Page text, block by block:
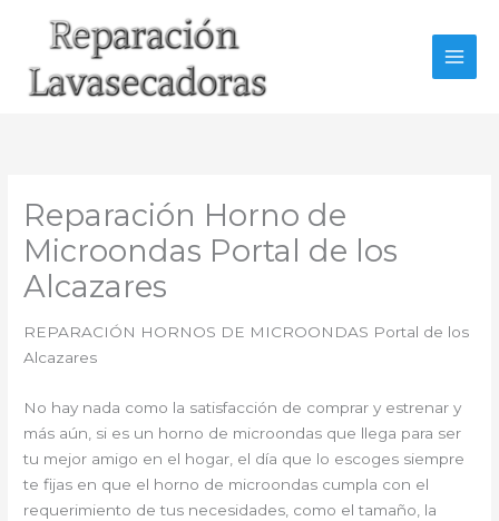
Reparación Horno de
Microondas Portal de los
Alcazares
REPARACIÓN HORNOS DE MICROONDAS Portal de los
Alcazares
No hay nada como la satisfacción de comprar y estrenar y
más aún, si es un horno de microondas que llega para ser
tu mejor amigo en el hogar, el día que lo escoges siempre
te fijas en que el horno de microondas cumpla con el
requerimiento de tus necesidades, como el tamaño, la